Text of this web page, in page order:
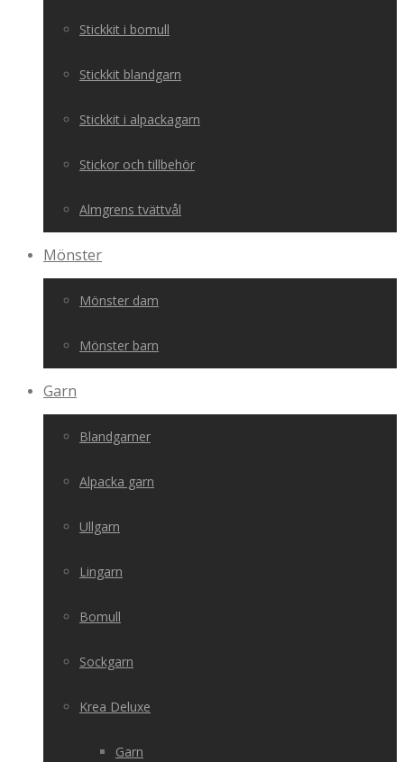
Stickkit i bomull
Stickkit blandgarn
Stickkit i alpackagarn
Stickor och tillbehör
Almgrens tvättvål
Mönster
Mönster dam
Mönster barn
Garn
Blandgarner
Alpacka garn
Ullgarn
Lingarn
Bomull
Sockgarn
Krea Deluxe
Garn